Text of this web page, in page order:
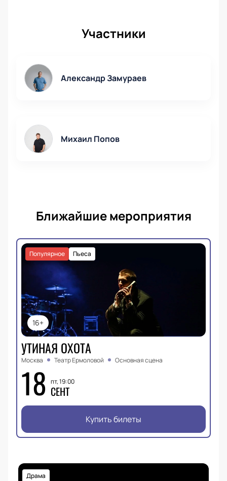
Участники
Александр Замураев
Михаил Попов
Ближайшие мероприятия
16+
Пьеса
Популярное
УТИНАЯ ОХОТА
Москва Театр Ермоловой Основная сцена
18 пт, 19:00
СЕНТ
Купить билеты
Драма